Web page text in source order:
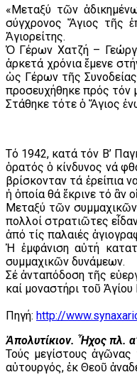
«Μεταξύ τῶν
σύγχρονος Ἅγιος τῆς
Ἁγιορείτης.
Ὁ Γέρων Χατζή –
ἀρκετά χρόνια ἔμενε
ὡς Γέρων τῆς
προσευχήθηκε πρός τόν
Στάθηκε τότε ὁ Ἅγιος
Τό 1942, κατά τόν Β’
ὁρατός ὁ κίνδυνος νά
βρίσκονταν τά ἐρείπια
ἡ ὁποία θά ἔκρινε τό ἂν
Μεταξύ τῶν συμμαχικῶν
πολλοί στρατιῶτες
ἀπό τίς παλαιές
Ἡ ἐμφάνιση αὐτή
συμμαχικῶν δυνάμεων.
Σέ ἀνταπόδοση τῆς
καί μοναστήρι τοῦ
Πηγή: http://
Ἀπολυτίκιον. Ἦχος πλ.
Τούς μεγίστους
αὐτουργός, ἐκ Θεοῦ